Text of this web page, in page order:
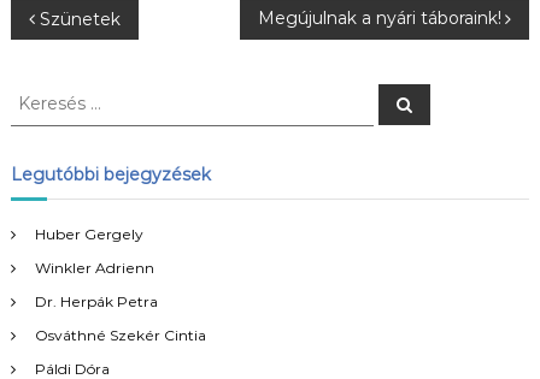
B
j
e
g
y
z
Szünetek Megújulnak a nyári táboraink!
K
e
s
s
:
K
e
s
Legutóbbi bejegyzések
Huber Gergely
Winkler Adrienn
Dr. Herpák Petra
Osváthné Szekér Cintia
Páldi Dóra